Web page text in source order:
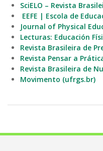
SciELO – Revista
EEFE | Escola de
Journal of Physical
Lecturas: Educación
Revista Brasileira de
Revista Pensar a
Revista Brasileira de
Movimento (ufrgs.br)